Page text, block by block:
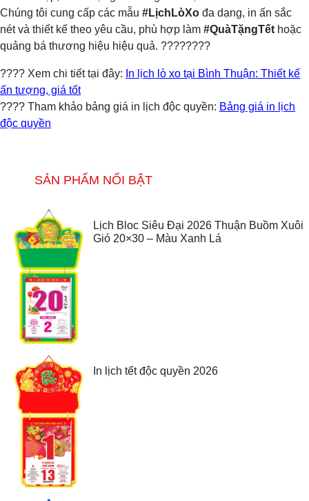
Chúng tôi cung cấp các mẫu #LịchLòXo đa dạng, in ấn sắc
nét và thiết kế theo yêu cầu, phù hợp làm #QuàTặngTết hoặc
quảng bá thương hiệu hiệu quả. ????????
???? Xem chi tiết tại đây: In lịch lò xo tại Bình Thuận: Thiết kế
ấn tượng, giá tốt
???? Tham khảo bảng giá in lịch độc quyền: Bảng giá in lịch
độc quyền
SẢN PHẨM NỔI BẬT
Lịch Bloc Siêu Đại 2026 Thuận Buồm Xuôi
Gió 20×30 – Màu Xanh Lá
In lịch tết độc quyền 2026